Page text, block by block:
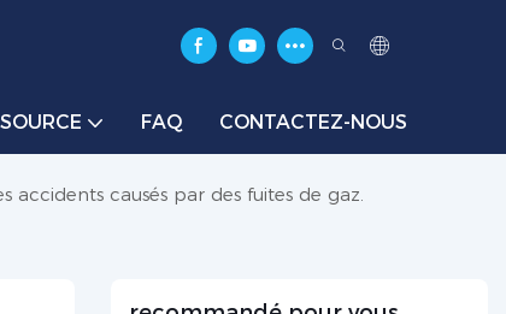
FAQ CONTACTEZ-NOUS
causés par des fuites de gaz.